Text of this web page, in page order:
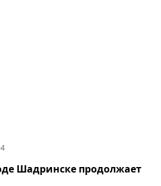
Шадринске продолжает